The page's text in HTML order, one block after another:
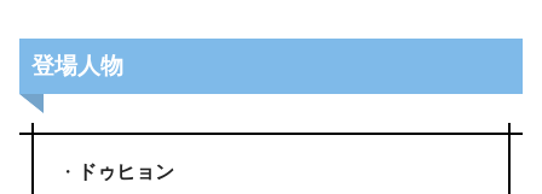
登場人物
・
ドゥヒョン